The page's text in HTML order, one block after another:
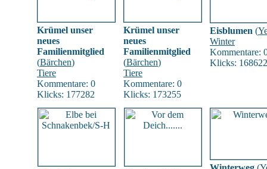
Krümel unser
neues
Familienmitglied
(Bärchen)
Tiere
Kommentare: 0
Klicks: 177282
Krümel unser
neues
Familienmitglied
(Bärchen)
Tiere
Kommentare: 0
Klicks: 173255
Eisblumen (
Winter
Kommentare:
Klicks: 168622